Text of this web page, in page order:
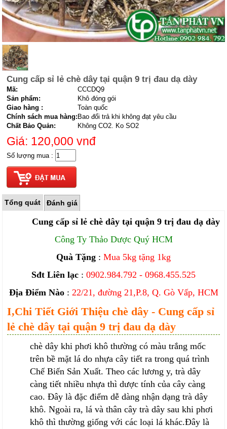
Cung cấp sỉ lẻ chè dây tại quận 9 trị đau dạ dày
Mã:
CCCDQ9
Sản phẩm:
Khô đóng gói
Giao hàng :
Toàn quốc
Chính sách mua hàng: Bao đổi trả khi không đạt yêu cầu
Chất Bảo Quản:
Không CO2. Ko SO2
Giá: 120,000vnđ
Số lượng mua :
Tổng quát Đánh giá
Cung cấp sỉ lẻ chè dây tại quận 9 trị đau dạ dày
Công Ty Thảo Dược Quý HCM
Quà Tặng : Mua 5kg tặng 1kg
Sđt Liên lạc : 0902.984.792 - 0968.455.525
Địa Điểm Nào: 22/21, đường 21,P.8, Q. Gò Vấp, HCM
I,Chi Tiết Giới Thiệu chè dây - Cung cấp sỉ
lẻ chè dây tại quận 9 trị đau dạ dày
chè dây khi phơi khô thường có màu trắng mốc
trên bề mặt lá do nhựa cây tiết ra trong quá trình
Chế Biến Sản Xuất. Theo các lương y, trà dây
càng tiết nhiều nhựa thì dược tính của cây càng
cao. Đây là đặc điểm dễ dàng nhận dạng trà dây
khô. Ngoài ra, lá và thân cây trà dây sau khi phơi
khô thì thường giống với các loại lá khác.Đây là